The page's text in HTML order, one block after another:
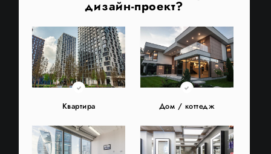
дизайн-проект?
Квартира Дом / коттедж